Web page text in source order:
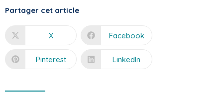
Partager cet article
X Facebook
Pinterest LinkedIn